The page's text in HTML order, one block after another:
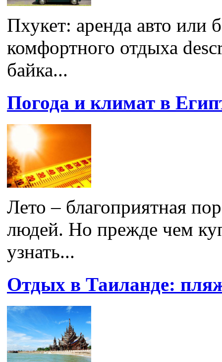
Пхукет: аренда авто или
комфортного отдыха
байка...
Погода и климат в
Лето – благоприятная
людей. Но прежде чем
узнать...
Отдых в Таиланде: